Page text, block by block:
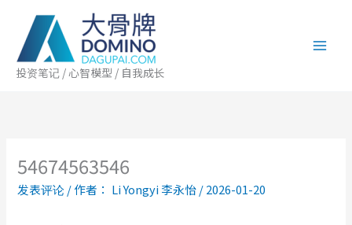
投资笔记 / 心智模型 / 自我成长
54674563546
发表评论/ 作者： Li Yongyi 李永怡/2026-01-20